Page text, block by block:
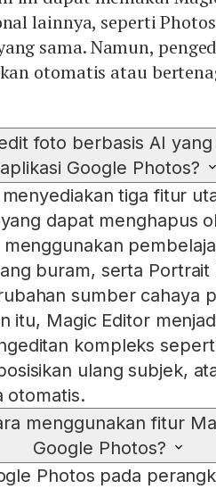
lainnya, seperti
sama. Namun,
otomatis atau
foto berbasis AI
aplikasi Google Photos?
tiga fitur
dapat menghapus
buram, serta Portrait
sumber cahaya
itu, Magic Editor
kompleks
ulang subjek,
otomatis.
menggunakan fitur
Google Photos?
Photos pada